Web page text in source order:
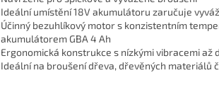
Ideální umístění 18V akumulátoru zaručuje
Účinný bezuhlíkový motor s konzistentním
akumulátorem GBA 4 Ah
Ergonomická konstrukce s nízkými vibracemi až
Ideální na broušení dřeva, dřevěných materiálů